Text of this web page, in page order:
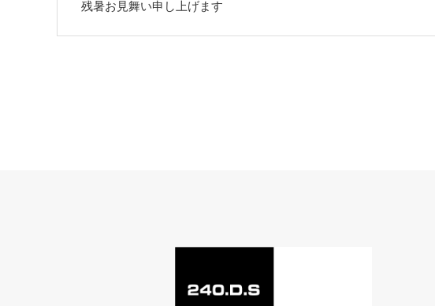
残暑お見舞い申し上げます